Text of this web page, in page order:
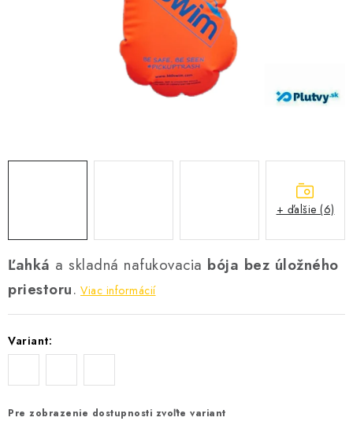
PODVODNÉ SKÚTRE
Predajňa Plutvy.sk Doručenie od 1,99€ O nás Kontakt
Ľahká a skladná nafukovacia bója bez úložného
priestoru. Viac informácií
Variant:
Pre zobrazenie dostupnosti zvoľte variant
+ ďalšie (6)